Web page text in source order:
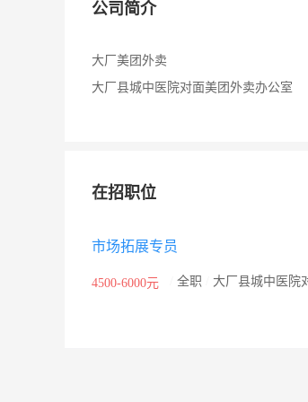
公司简介
大厂美团外卖
大厂县城中医院对面美团外卖办公室
在招职位
市场拓展专员
4500-6000元 全职 大厂县城中医院